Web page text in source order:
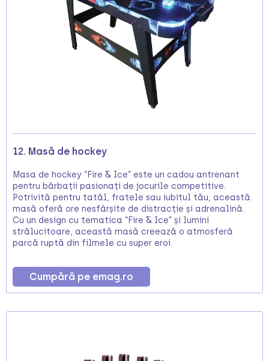
12. Masă de hockey
Masa de hockey “Fire & Ice” este un cadou antrenant
pentru bărbații pasionați de jocurile competitive.
Potrivită pentru tatăl, fratele sau iubitul tău, această
masă oferă ore nesfârșite de distracție și adrenalină.
Cu un design cu tematica “Fire & Ice” și lumini
strălucitoare, această masă creează o atmosferă
parcă ruptă din filmele cu super eroi.
Cumpără pe emag.ro